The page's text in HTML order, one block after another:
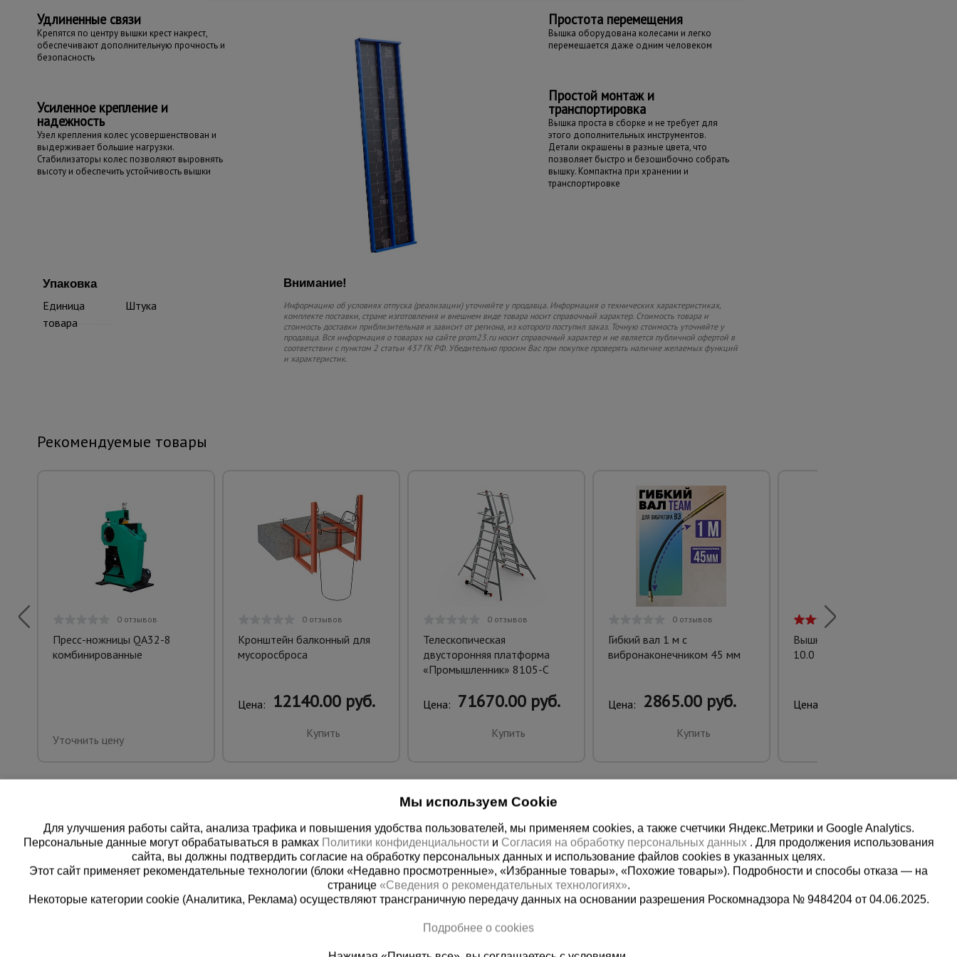
Удлиненные связи
Крепятся по центру вышки крест накрест,
обеспечивают дополнительную прочность и
безопасность
Усиленное крепление и
надежность
Узел крепления колес усовершенствован и
выдерживает большие нагрузки.
Стабилизаторы колес позволяют выровнять
высоту и обеспечить устойчивость вышки
Простота перемещения
Вышка оборудована колесами и легко
перемещается даже одним человеком
Простой монтаж и
транспортировка
Вышка проста в сборке и не требует для
этого дополнительных инструментов.
Детали окрашены в разные цвета, что
позволяет быстро и безошибочно собрать
вышку. Компактна при хранении и
транспортировке
Упаковка
Единица
товара
Штука
Внимание!
Информацию об условиях отпуска (реализации) уточняйте у продавца. Информация о технических характеристиках,
комплекте поставки, стране изготовления и внешнем виде товара носит справочный характер. Стоимость товара и
стоимость доставки приблизительная и зависит от региона, из которого поступил заказ. Точную стоимость уточняйте у
продавца. Вся информация о товарах на сайте prom23.ru носит справочный характер и не является публичной офертой в
соответствии с пунктом 2 статьи 437 ГК РФ. Убедительно просим Вас при покупке проверять наличие желаемых функций
и характеристик.
Рекомендуемые товары
0 отзывов
Пресс-ножницы QA32-8
комбинированные
Уточнить цену
0 отзывов
Кронштейн балконный для
мусоросброса
Цена: 12140.00 руб.
Купить
0 отзывов
Телескопическая
двусторонняя платформа
«Промышленник» 8105-С
Цена: 71670.00 руб.
Купить
0 отзывов
Гибкий вал 1 м с
вибронаконечником 45 мм
Цена: 2865.00 руб.
Купить
Вышка-тура ВСП 1.6х2.0,
10.0 м ver. 2.0
Цена:
8 (800) 200-25-90 +7 (938) 992-1-992
Мы в социальных сетях:
Мы используем Cookie
Для улучшения работы сайта, анализа трафика и повышения удобства пользователей, мы применяем cookies, а также счетчики Яндекс.Метрики и Google Analytics.
Персональные данные могут обрабатываться в рамках Политики конфиденциальности и Согласия на обработку персональных данных . Для продолжения использования
сайта, вы должны подтвердить согласие на обработку персональных данных и использование файлов cookies в указанных целях.
Этот сайт применяет рекомендательные технологии (блоки «Недавно просмотренные», «Избранные товары», «Похожие товары»). Подробности и способы отказа — на
странице «Сведения о рекомендательных технологиях».
Некоторые категории cookie (Аналитика, Реклама) осуществляют трансграничную передачу данных на основании разрешения Роскомнадзора № 9484204 от 04.06.2025.
Подробнее о cookies